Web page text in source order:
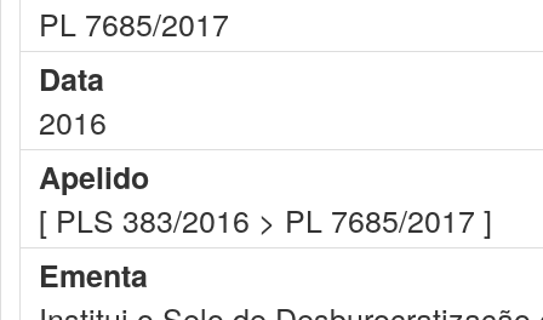
PL 7685/2017
Data
2016
Apelido
[ PLS 383/2016 > PL 7685/2017 ]
Ementa